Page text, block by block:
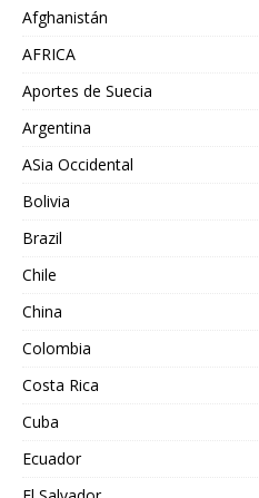
Afghanistán
AFRICA
Aportes de Suecia
Argentina
ASia Occidental
Bolivia
Brazil
Chile
China
Colombia
Costa Rica
Cuba
Ecuador